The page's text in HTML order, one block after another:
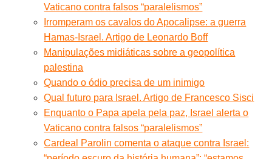
Vaticano contra falsos “paralelismos”
Irromperam os cavalos do Apocalipse: a guerra
Hamas-Israel. Artigo de Leonardo Boff
Manipulações midiáticas sobre a geopolítica
palestina
Quando o ódio precisa de um inimigo
Qual futuro para Israel. Artigo de Francesco Sisci
Enquanto o Papa apela pela paz, Israel alerta o
Vaticano contra falsos “paralelismos”
Cardeal Parolin comenta o ataque contra Israel: